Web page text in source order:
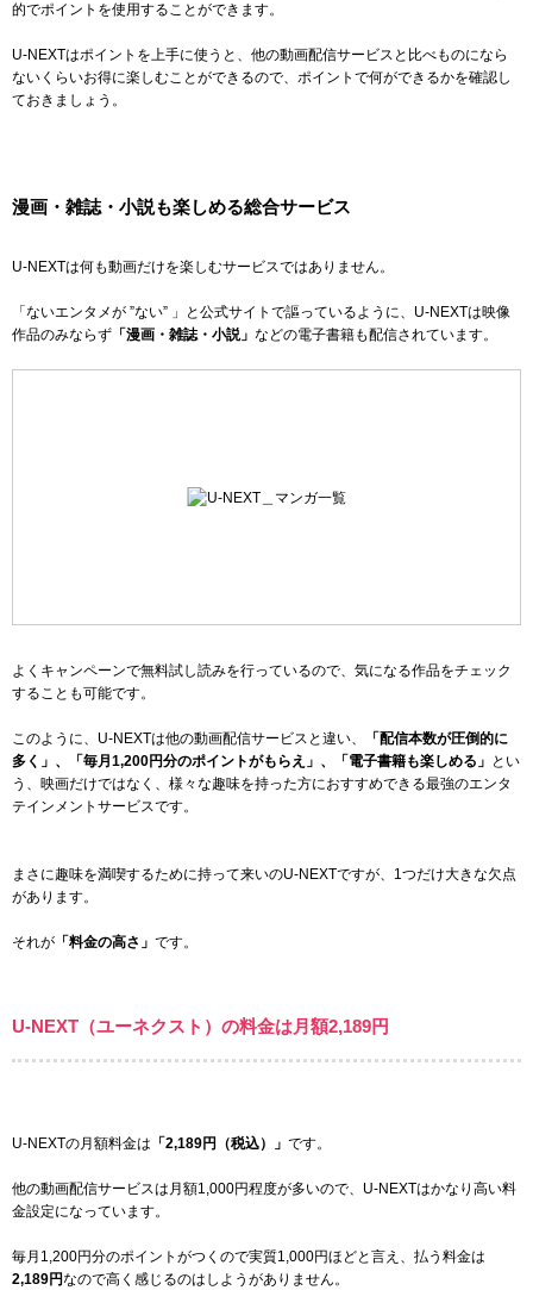
的でポイントを使用することができます。
U-NEXTはポイントを上手に使うと、他の動画配信サービスと比べものになら
ないくらいお得に楽しむことができるので、ポイントで何ができるかを確認し
ておきましょう。
漫画・雑誌・小説も楽しめる総合サービス
U-NEXTは何も動画だけを楽しむサービスではありません。
「ないエンタメが ”ない” 」と公式サイトで謳っているように、U-NEXTは映像
作品のみならず 「漫画・雑誌・小説」 などの電子書籍も配信されています。
よくキャンペーンで無料試し読みを行っているので、気になる作品をチェック
することも可能です。
このように、U-NEXTは他の動画配信サービスと違い、
「配信本数が圧倒的に
多く」、「毎月 1,200円分のポイントがもらえ」、「電子書籍も楽しめる」 とい
う、映画だけではなく、様々な趣味を持った方におすすめできる最強のエンタ
テインメントサービスです。
まさに趣味を満喫するために持って来いのU-NEXTですが、1つだけ大きな欠点
があります。
それが 「料金の高さ」 です。
U-NEXT（ユーネクスト）の料金は月額2,189円
U-NEXTの月額料金は 「 2,189円（税込）」 です。
他の動画配信サービスは月額1,000円程度が多いので、U-NEXTはかなり高い料
金設定になっています。
毎月1,200円分のポイントがつくので実質1,000円ほどと言え、払う料金は
2,189円なので高く感じるのはしようがありません。